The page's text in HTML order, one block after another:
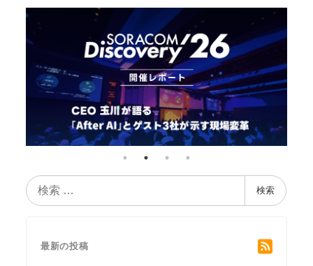
検
索
検索
最新の投稿